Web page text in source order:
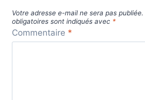
Votre adresse e-mail ne sera pas publiée.
obligatoires sont indiqués avec *
Commentaire *